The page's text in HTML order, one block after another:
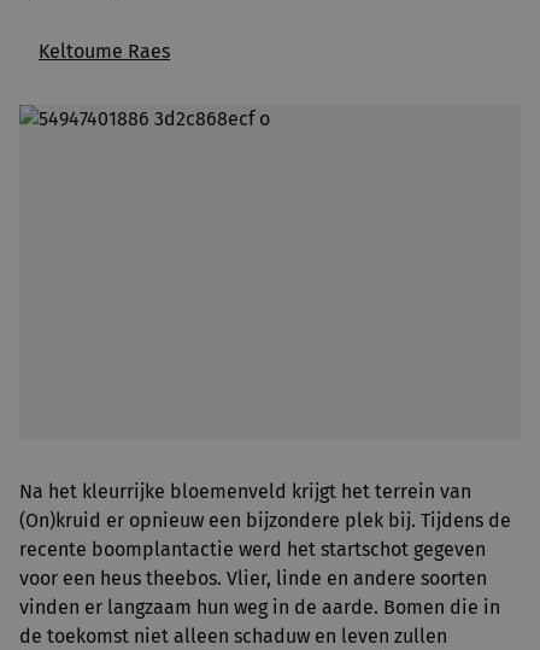
Keltoume Raes
Na het kleurrijke bloemenveld krijgt het terrein van
(On)kruid er opnieuw een bijzondere plek bij. Tijdens de
recente boomplantactie werd het startschot gegeven
voor een heus theebos. Vlier, linde en andere soorten
vinden er langzaam hun weg in de aarde. Bomen die in
de toekomst niet alleen schaduw en leven zullen